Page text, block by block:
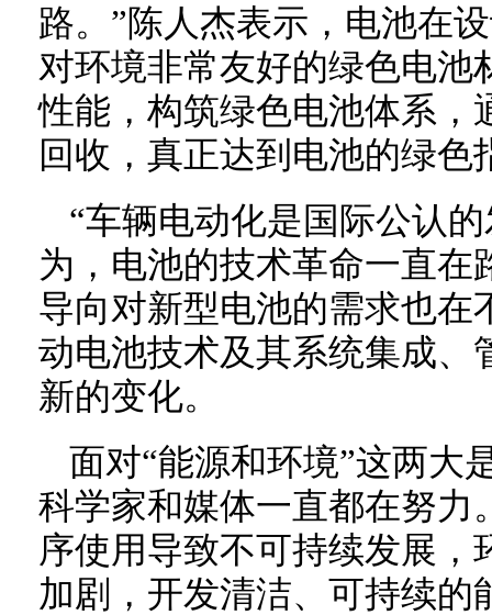
路。”陈人杰表示，电池在
对环境非常友好的绿色电池
性能，构筑绿色电池体系，
回收，真正达到电池的绿色
“车辆电动化是国际公认
为，电池的技术革命一直在
导向对新型电池的需求也在
动电池技术及其系统集成、
新的变化。
面对“能源和环境”这两大
科学家和媒体一直都在努力
序使用导致不可持续发展，
加剧，开发清洁、可持续的